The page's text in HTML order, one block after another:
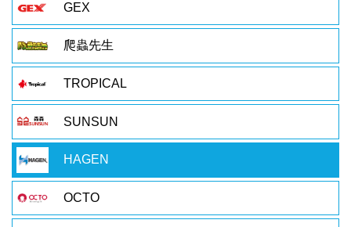
GEX
爬蟲先生
TROPICAL
SUNSUN
HAGEN
OCTO